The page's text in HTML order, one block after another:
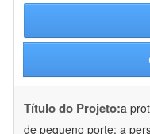
Título do Projeto:a
de pequeno porte: a